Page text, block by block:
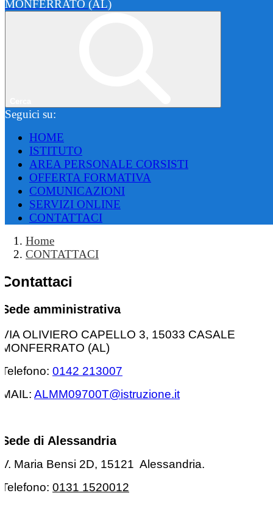
MONFERRATO (AL)
Seguici su:
HOME
ISTITUTO
AREA PERSONALE CORSISTI
OFFERTA FORMATIVA
COMUNICAZIONI
SERVIZI ONLINE
CONTATTACI
Home
CONTATTACI
Contattaci
Sede amministrativa
VIA OLIVIERO CAPELLO 3, 15033 CASALE
MONFERRATO (AL)
Telefono: 0142 213007
MAIL: ALMM09700T@istruzione.it
Sede di Alessandria
V. Maria Bensi 2D, 15121 Alessandria.
Telefono: 0131 1520012